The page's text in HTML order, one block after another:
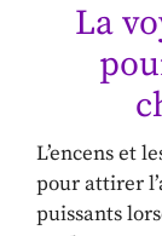
La
L’encens et
pour attirer
puissants